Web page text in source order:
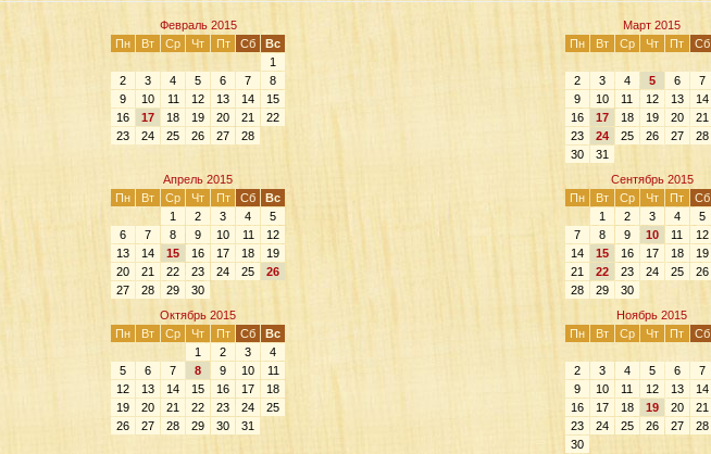
Февраль 2015
Пн
Вт Ср Чт Пт Сб
Вс
1
2
3 4 5 6 7
8
9
10 11 12 13 14
15
16
17 18 19 20 21
22
23
24 25 26 27 28
Март 2015
Пн
Вт Ср Чт Пт Сб
2
3 4 5 6 7
9
10 11 12 13 14
16
17 18 19 20 21
23
24 25 26 27 28
30
31
Апрель 2015
Пн
Вт Ср Чт Пт Сб
Вс
1
2 3 4
5
6
7 8 9 10 11
12
13
14 15 16 17 18
19
20
21 22 23 24 25
26
27
28 29 30
Сентябрь 2015
Пн
Вт Ср Чт Пт Сб
1
2 3 4 5
7
8 9 10 11 12
14
15 16 17 18 19
21
22 23 24 25 26
28
29
30
Октябрь 2015
Пн
Вт Ср Чт Пт Сб
Вс
1
2 3
4
5
6 7 8 9 10
11
12
13 14 15 16 17
18
19
20 21 22 23 24
25
26
27 28 29 30 31
Ноябрь 2015
Пн
Вт Ср Чт Пт Сб
2
3 4 5 6 7
9
10 11 12 13 14
16
17 18 19 20 21
23
24 25 26 27 28
30